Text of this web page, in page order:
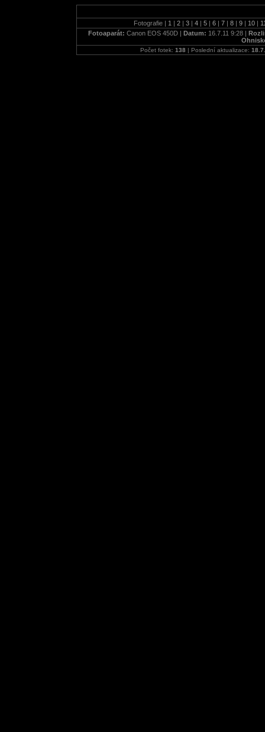
Fotografie | 1 | 2 | 3 | 4 | 5 | 6 | 7 | 8 | 9 | 10 |
Fotoaparát: Canon EOS 450D | Datum: 16.7.11 9:28 |
Počet fotek: 138 | Poslední aktualizace: